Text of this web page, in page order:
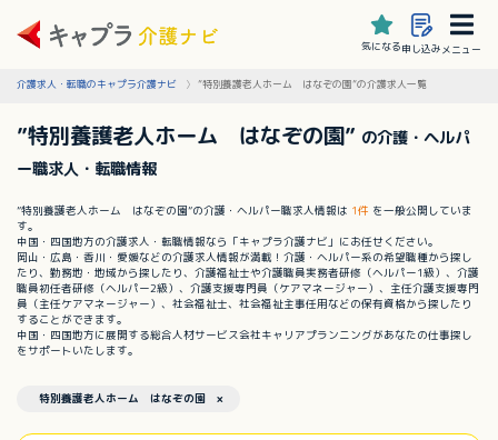
気になる申し込みメニュー
介護求人・転職のキャプラ介護ナビ ”特別養護老人ホーム はなぞの園”の介護求人一覧
”特別養護老人ホーム はなぞの園” の介護・ヘルパ
ー職求人・転職情報
”特別養護老人ホーム はなぞの園”の介護・ヘルパー職求人情報は 1件 を一般公開していま
す。
中国・四国地方の介護求人・転職情報なら「キャプラ介護ナビ」にお任せください。
岡山・広島・香川・愛媛などの介護求人情報が満載！介護・ヘルパー系の希望職種から探し
たり、勤務地・地域から探したり、介護福祉士や介護職員実務者研修（ヘルパー1級）、介護
職員初任者研修（ヘルパー2級）、介護支援専門員（ケアマネージャー）、主任介護支援専門
員（主任ケアマネージャー）、社会福祉士、社会福祉主事任用などの保有資格から探したり
することができます。
中国・四国地方に展開する総合人材サービス会社キャリアプランニングがあなたの仕事探し
をサポートいたします。
特別養護老人ホーム はなぞの園 ×